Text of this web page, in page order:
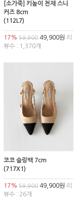
[소가죽] 키높이 천재 스니
커즈 8cm
(112L7)
17% 59,900 49,900원 리
뷰수 : 1,370개
코코 슬링백 7cm
(717X1)
17% 59,900 49,900원 리
뷰수 : 26개